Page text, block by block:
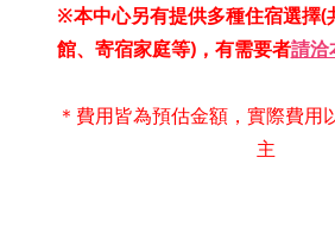
※本中心另有提供多種住宿選擇(
館、寄宿家庭等)，有需要者請洽
＊費用皆為預估金額，實際費用
主